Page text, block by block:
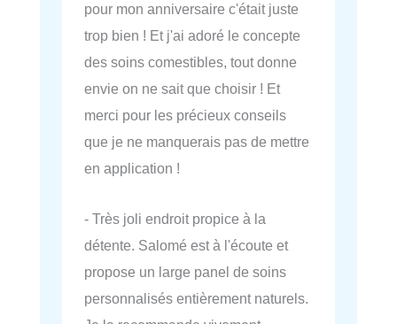
pour mon anniversaire c'était juste
trop bien ! Et j'ai adoré le concepte
des soins comestibles, tout donne
envie on ne sait que choisir ! Et
merci pour les précieux conseils
que je ne manquerais pas de mettre
en application !
- Très joli endroit propice à la
détente. Salomé est à l'écoute et
propose un large panel de soins
personnalisés entièrement naturels.